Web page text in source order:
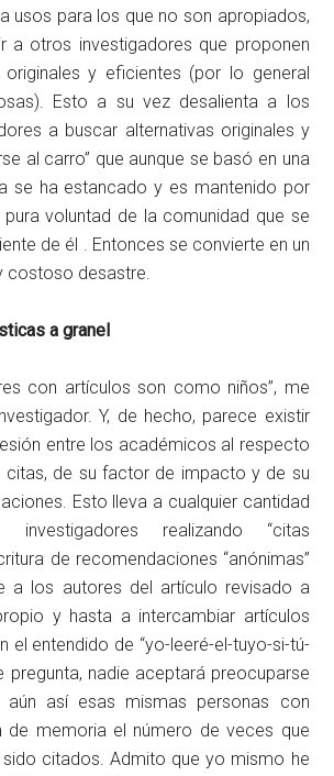
usos para los que no son apropiados,
a otros investigadores que proponen
originales y eficientes (por lo general
Esto a su vez desalienta a los
a buscar alternativas originales y
al carro” que aunque se basó en una
se ha estancado y es mantenido por
voluntad de la comunidad que se
de él . Entonces se convierte en un
costoso desastre.
a granel
con artículos son como niños”, me
Y, de hecho, parece existir
entre los académicos al respecto
citas, de su factor de impacto y de su
Esto lleva a cualquier cantidad
investigadores realizando “citas
de recomendaciones “anónimas”
a los autores del artículo revisado a
y hasta a intercambiar artículos
el entendido de “yo-leeré-el-tuyo-si-tú-
pregunta, nadie aceptará preocuparse
así esas mismas personas con
de memoria el número de veces que
citados. Admito que yo mismo he